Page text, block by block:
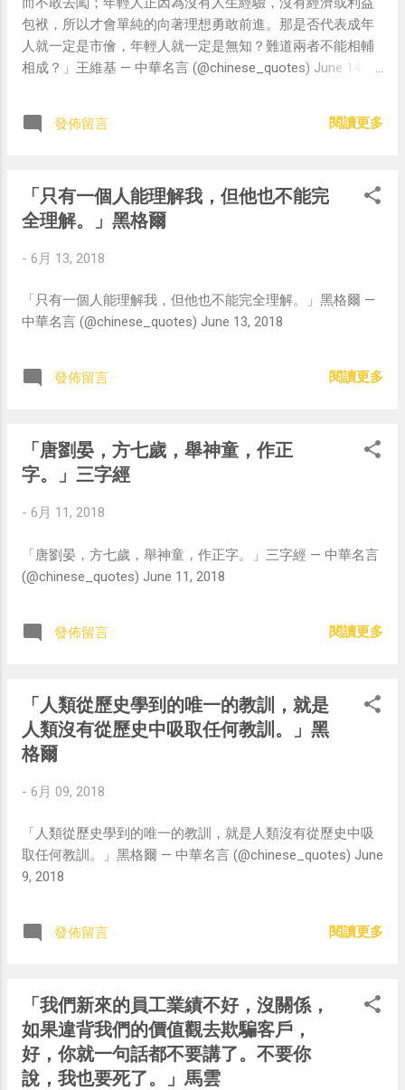
包袱，所以才會單純的向著理想勇敢前進。那是否代表成年
人就一定是市儈，年輕人就一定是無知？難道兩者不能相輔
相成？」王維基 — 中華名言 (@chinese_quotes) June 14,
發佈留言 閱讀更多
「只有一個人能理解我，但他也不能完
全理解。」黑格爾
- 6月 13, 2018
「只有一個人能理解我，但他也不能完全理解。」黑格爾 —
中華名言 (@chinese_quotes) June 13, 2018
發佈留言 閱讀更多
「唐劉晏，方七歲，舉神童，作正
字。」三字經
- 6月 11, 2018
「唐劉晏，方七歲，舉神童，作正字。」三字經 — 中華名言
(@chinese_quotes) June 11, 2018
發佈留言 閱讀更多
「人類從歷史學到的唯一的教訓，就是
人類沒有從歷史中吸取任何教訓。」黑
格爾
- 6月 09, 2018
「人類從歷史學到的唯一的教訓，就是人類沒有從歷史中吸
取任何教訓。」黑格爾 — 中華名言 (@chinese_quotes) June
9, 2018
發佈留言 閱讀更多
「我們新來的員工業績不好，沒關係，
如果違背我們的價值觀去欺騙客戶，
好，你就一句話都不要講了。不要你
說，我也要死了。」馬雲